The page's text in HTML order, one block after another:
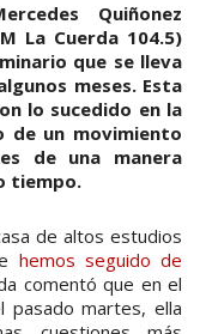
Quiñonez
La Cuerda 104.5)
que se lleva
meses. Esta
lo sucedido en la
de un movimiento
de una manera
tiempo.
de altos estudios
hemos seguido de
comentó que en el
pasado martes, ella